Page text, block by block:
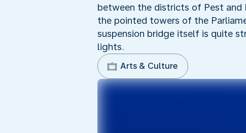
between the districts of Pest and
the pointed towers of the
suspension bridge itself is quite
lights.
Arts & Culture